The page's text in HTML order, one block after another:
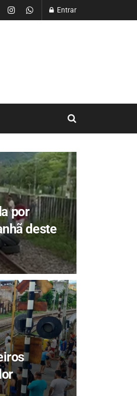
Entrar
por
deste